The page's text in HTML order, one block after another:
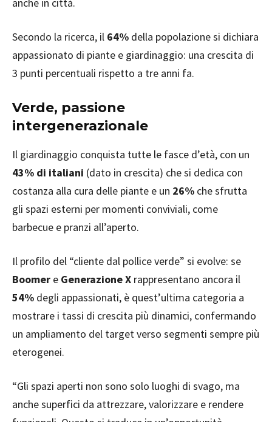
Secondo la ricerca, il 64% della popolazione si dichiara
appassionato di piante e giardinaggio: una crescita di
3 punti percentuali rispetto a tre anni fa.
Verde, passione
intergenerazionale
Il giardinaggio conquista tutte le fasce d’età, con un
43% di italiani (dato in crescita) che si dedica con
costanza alla cura delle piante e un 26% che sfrutta
gli spazi esterni per momenti conviviali, come
barbecue e pranzi all’aperto.
Il profilo del “cliente dal pollice verde” si evolve: se
Boomer e Generazione X rappresentano ancora il
54% degli appassionati, è quest’ultima categoria a
mostrare i tassi di crescita più dinamici, confermando
un ampliamento del target verso segmenti sempre più
eterogenei.
“Gli spazi aperti non sono solo luoghi di svago, ma
anche superfici da attrezzare, valorizzare e rendere